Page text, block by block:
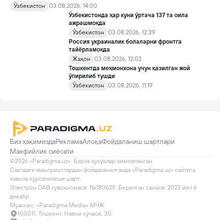
фаоли Ирина Матвиенко билан боғлиқ воқеа жамоатчиликда
кенг муҳокама қилинмоқда.
Ўзбекистон
03.08.2026, 14:00
Ўзбекистонда ҳар куни ўртача 137 та оила
ажрашмоқда
Ўзбекистон
03.08.2026, 12:39
Россия украиналик болаларни фронтга
тайёрламоқда
Жаҳон
03.08.2026, 12:02
Тошкентда меҳмонхона учун қазилган жой
ўпирилиб тушди
Ўзбекистон
03.08.2026, 11:19
Биз ҳақимиздаРекламаАлоқаФойдаланиш шартлари
Махфийлик сиёсати
©2026 «Paradigma.uz». Барча ҳуқуқлар ҳимояланган.
Сайтдаги маълумотлардан фойдаланилганда «Paradigma.uz» сайтига
хавола кўрсатилиши шарт.
Электрон ОАВ гувоҳномаси: №180629. Берилган санаси: 2023 йил 6
декабр
Муассис: «Paradigma Media» МЧЖ
100011, Тошкент, Навои кўчаси, 30